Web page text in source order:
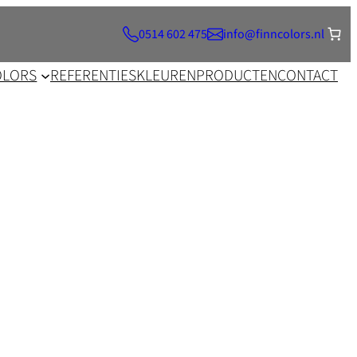
0514 602 475 info@finncolors.nl
REFERENTIESKLEURENPRODUCTENCONTACT